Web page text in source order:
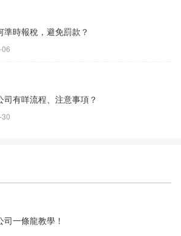
準時報稅，避免罰款？
有咩流程、注意事項？
一條龍教學！